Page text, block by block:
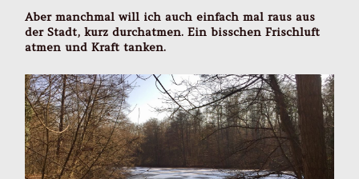
Aber manchmal will ich auch einfach mal raus aus
der Stadt, kurz durchatmen. Ein bisschen Frischluft
atmen und Kraft tanken.